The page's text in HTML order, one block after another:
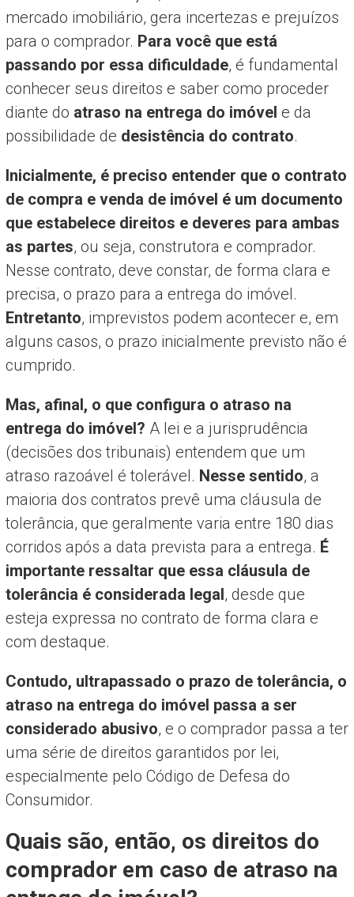
mercado imobiliário, gera incertezas e prejuízos
para o comprador. Para você que está
passando por essa dificuldade, é fundamental
conhecer seus direitos e saber como proceder
diante do atraso na entrega do imóvel e da
possibilidade de desistência do contrato.
Inicialmente, é preciso entender que o contrato
de compra e venda de imóvel é um documento
que estabelece direitos e deveres para ambas
as partes, ou seja, construtora e comprador.
Nesse contrato, deve constar, de forma clara e
precisa, o prazo para a entrega do imóvel.
Entretanto, imprevistos podem acontecer e, em
alguns casos, o prazo inicialmente previsto não é
cumprido.
Mas, afinal, o que configura o atraso na
entrega do imóvel? A lei e a jurisprudência
(decisões dos tribunais) entendem que um
atraso razoável é tolerável. Nesse sentido, a
maioria dos contratos prevê uma cláusula de
tolerância, que geralmente varia entre 180 dias
corridos após a data prevista para a entrega. É
importante ressaltar que essa cláusula de
tolerância é considerada legal, desde que
esteja expressa no contrato de forma clara e
com destaque.
Contudo, ultrapassado o prazo de tolerância, o
atraso na entrega do imóvel passa a ser
considerado abusivo, e o comprador passa a ter
uma série de direitos garantidos por lei,
especialmente pelo Código de Defesa do
Consumidor.
Quais são, então, os direitos do
comprador em caso de atraso na